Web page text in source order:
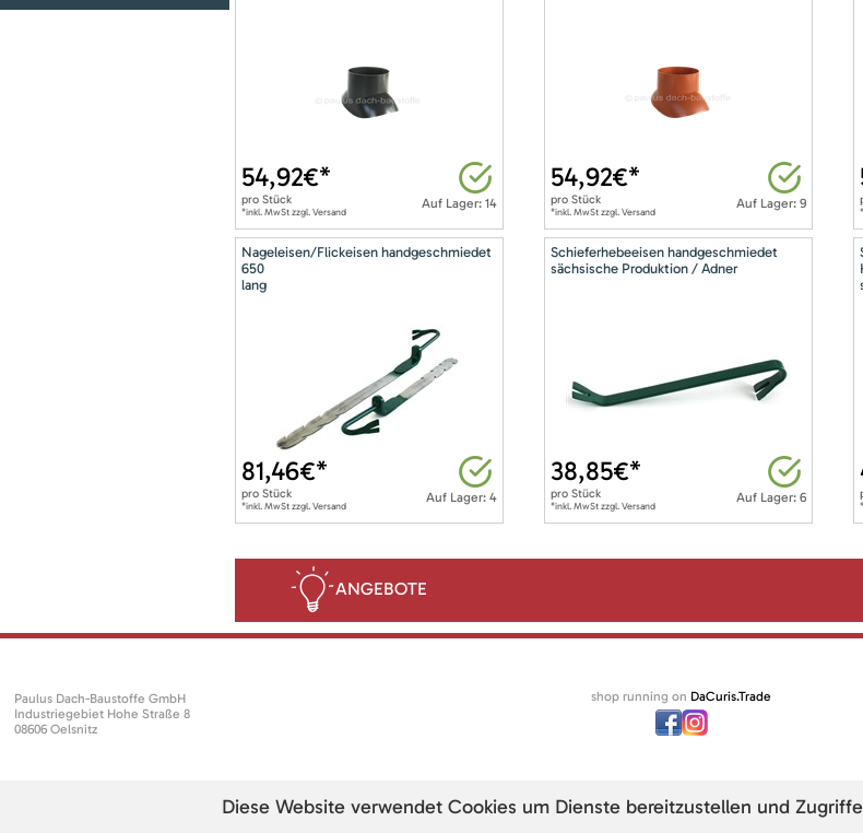
Auf Lager: 14
54,92€*
pro Stück
*inkl. MwSt zzgl. Versand
Auf Lager: 9
54,92€*
pro Stück
*inkl. MwSt zzgl. Versand
Nageleisen/Flickeisen handgeschmiedet
650
lang
Auf Lager: 4
81,46€*
pro Stück
*inkl. MwSt zzgl. Versand
Schieferhebeeisen handgeschmiedet
sächsische Produktion / Adner
Auf Lager: 6
38,85€*
pro Stück
*inkl. MwSt zzgl. Versand
ANGEBOTE
Paulus Dach-Baustoffe GmbH
Industriegebiet Hohe Straße 8
08606 Oelsnitz
shop running on DaCuris.Trade
Diese Website verwendet Cookies um Dienste bereitzustellen und